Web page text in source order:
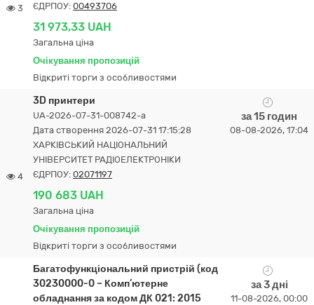
3
ЄДРПОУ: 00493706
31 973,33 UAH
Загальна ціна
Очікування пропозицій
Відкриті торги з особливостями
4
3D принтери
UA-2026-07-31-008742-a
Дата створення 2026-07-31 17:15:28
ХАРКІВСЬКИЙ НАЦІОНАЛЬНИЙ
УНІВЕРСИТЕТ РАДІОЕЛЕКТРОНІКИ
ЄДРПОУ: 02071197
190 683 UAH
Загальна ціна
Очікування пропозицій
Відкриті торги з особливостями
за 15 годин
08-08-2026, 17:04
Багатофункціональний пристрій (код
30230000-0 – Комп’ютерне
обладнання за кодом ДК 021: 2015
за 3 дні
11-08-2026, 00:00